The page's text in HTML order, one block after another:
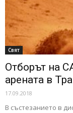
Свят
Отборът на
арената в
17.09.2018
В състезанието в